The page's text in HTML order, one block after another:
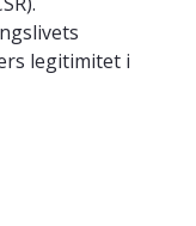
legitimitet i